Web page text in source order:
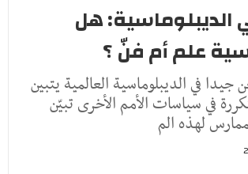
الديبلوماسية: هل
علم أم فنّ ؟
في الديبلوماسية العالمية يتبين
في سياسات الأمم الأخرى تبيّن
لهذه الم